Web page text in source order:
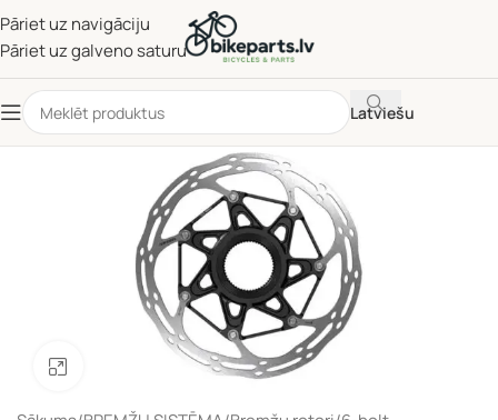
Pāriet uz navigāciju
Pāriet uz galveno saturu
Latviešu
Noklikšķiniet, lai palielinātu